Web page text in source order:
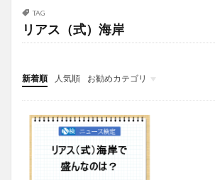
TAG
リアス（式）海岸
新着順 人気順
お勧めカテゴリ
投稿
学び
マンガ
電子書籍